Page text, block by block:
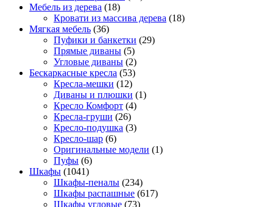
Мебель из дерева (18)
Кровати из массива дерева (18)
Мягкая мебель (36)
Пуфики и банкетки (29)
Прямые диваны (5)
Угловые диваны (2)
Бескаркасные кресла (53)
Кресла-мешки (12)
Диваны и плюшки (1)
Кресло Комфорт (4)
Кресла-груши (26)
Кресло-подушка (3)
Кресло-шар (6)
Оригинальные модели (1)
Пуфы (6)
Шкафы (1041)
Шкафы-пеналы (234)
Шкафы распашные (617)
Шкафы угловые (73)